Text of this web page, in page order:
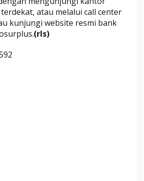
atau melalui call center
kunjungi website resmi bank
(rls)